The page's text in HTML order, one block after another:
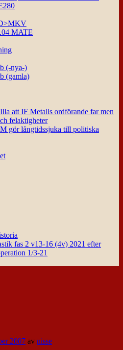
MATE
(-nya-)
(gamla)
att IF Metalls ordförande far men
felaktigheter
gör långtidssjuka till politiska
fas 2 v13-16 (4v) 2021 efter
1/3-21
2007 av nisse